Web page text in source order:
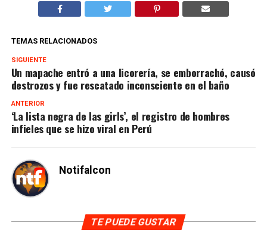
TEMAS RELACIONADOS
SIGUIENTE
Un mapache entró a una licorería, se emborrachó, causó
destrozos y fue rescatado inconsciente en el baño
ANTERIOR
‘La lista negra de las girls’, el registro de hombres
infieles que se hizo viral en Perú
Notifalcon
TE PUEDE GUSTAR